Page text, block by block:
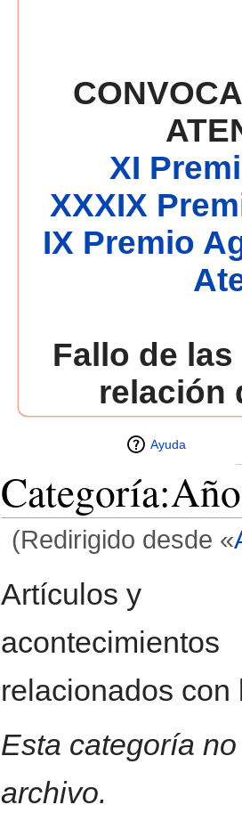
XI
XXXIX
IX Premio
Fallo de
relación
Ayuda
(Redirigido desde «
Artículos y
acontecimientos
relacionados
Esta categoría
archivo.